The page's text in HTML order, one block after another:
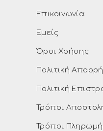
Επικοινωνία
Εμείς
Όροι Χρήσης
Πολιτική
Πολιτική
Τρόποι
Τρόποι